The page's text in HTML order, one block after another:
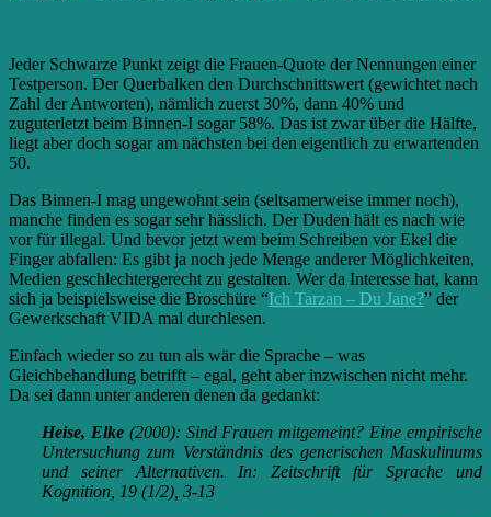
Jeder Schwarze Punkt zeigt die Frauen-Quote der Nennungen einer
Testperson. Der Querbalken den Durchschnittswert (gewichtet nach
Zahl der Antworten), nämlich zuerst 30%, dann 40% und
zuguterletzt beim Binnen-I sogar 58%. Das ist zwar über die Hälfte,
liegt aber doch sogar am nächsten bei den eigentlich zu erwartenden
50.
Das Binnen-I mag ungewohnt sein (seltsamerweise immer noch),
manche finden es sogar sehr hässlich. Der Duden hält es nach wie
vor für illegal. Und bevor jetzt wem beim Schreiben vor Ekel die
Finger abfallen: Es gibt ja noch jede Menge anderer Möglichkeiten,
Medien geschlechtergerecht zu gestalten. Wer da Interesse hat, kann
sich ja beispielsweise die Broschüre “Ich Tarzan – Du Jane?” der
Gewerkschaft VIDA mal durchlesen.
Einfach wieder so zu tun als wär die Sprache – was
Gleichbehandlung betrifft – egal, geht aber inzwischen nicht mehr.
Da sei dann unter anderen denen da gedankt:
Heise, Elke(2000): Sind Frauen mitgemeint? Eine empirische
Untersuchung zum Verständnis des generischen Maskulinums
und seiner Alternativen. In: Zeitschrift für Sprache und
Kognition, 19 (1/2), 3-13